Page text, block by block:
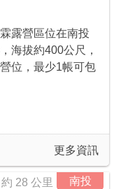
露營區位在南投
海拔約400公尺，
位，最少1帳可包
更多資訊
南投
約 28 公里